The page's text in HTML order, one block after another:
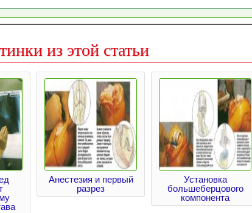
из этой статьи
Анестезия и первый
разрез
Установка
большеберцового
компонента